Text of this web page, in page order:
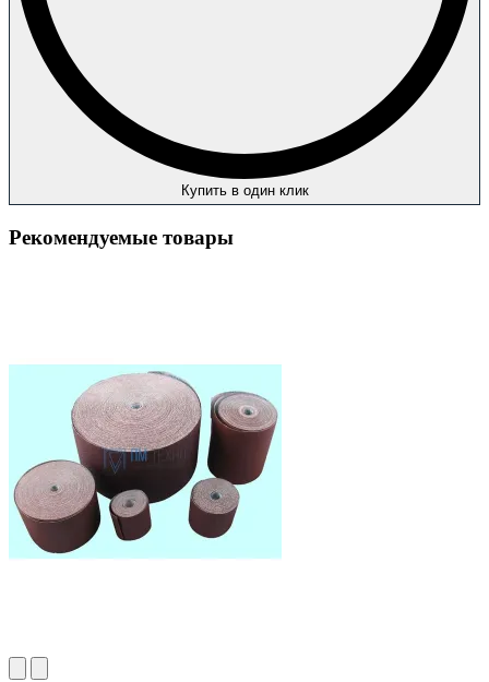
Купить в один клик
Рекомендуемые товары